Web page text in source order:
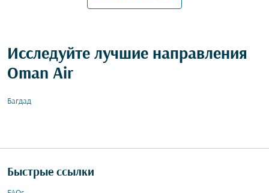
Исследуйте лучшие направления
Oman Air
Багдад
Быстрые ссылки